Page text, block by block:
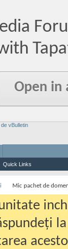
Open in
Quick Links
Mic pachet de